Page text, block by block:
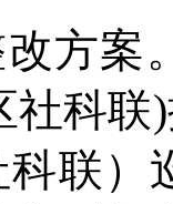
改方
社科联
科联